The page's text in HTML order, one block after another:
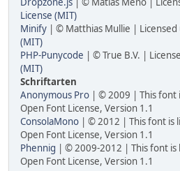
License (MIT)
Minify | © Matthias Mullie |
(MIT)
PHP-Punycode | © True B.V. |
(MIT)
Schriftarten
Anonymous Pro | © 2009 | This font
Open Font License, Version 1.1
ConsolaMono | © 2012 | This font is
Open Font License, Version 1.1
Phennig | © 2009-2012 | This font is
Open Font License, Version 1.1